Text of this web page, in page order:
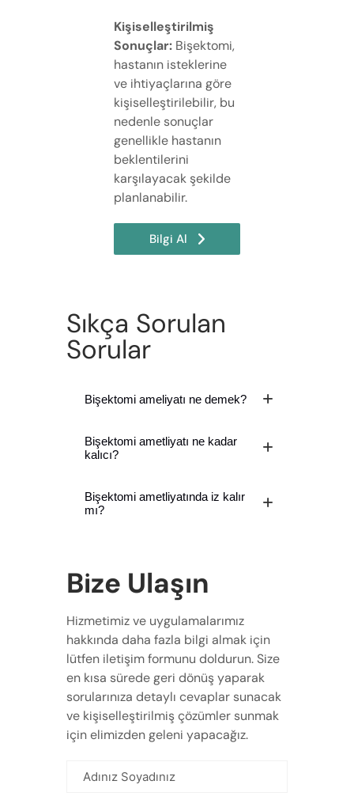
Kişiselleştirilmiş
Sonuçlar: Bişektomi,
hastanın isteklerine
ve ihtiyaçlarına göre
kişiselleştirilebilir, bu
nedenle sonuçlar
genellikle hastanın
beklentilerini
karşılayacak şekilde
planlanabilir.
Bilgi Al
Sıkça Sorulan
Sorular
Bişektomi ameliyatı ne demek?
Bişektomi ametliyatı ne kadar
kalıcı?
Bişektomi ametliyatında iz kalır
mı?
Bize Ulaşın
Hizmetimiz ve uygulamalarımız
hakkında daha fazla bilgi almak için
lütfen iletişim formunu doldurun. Size
en kısa sürede geri dönüş yaparak
sorularınıza detaylı cevaplar sunacak
ve kişiselleştirilmiş çözümler sunmak
için elimizden geleni yapacağız.